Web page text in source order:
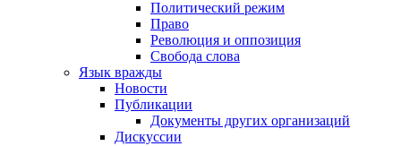
Политический режим
Право
Революция и оппозиция
Свобода слова
Язык вражды
Новости
Публикации
Документы других организаций
Дискуссии